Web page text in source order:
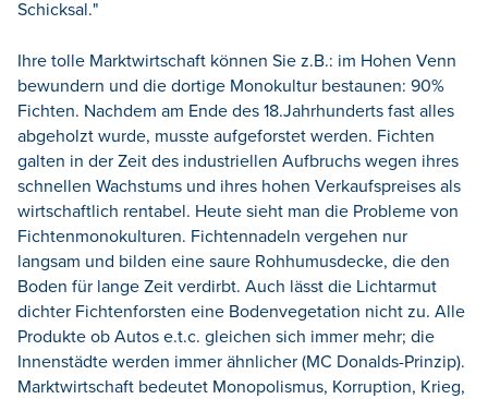
Schicksal."
Ihre tolle Marktwirtschaft können Sie z.B.: im Hohen Venn
bewundern und die dortige Monokultur bestaunen: 90%
Fichten. Nachdem am Ende des 18.Jahrhunderts fast alles
abgeholzt wurde, musste aufgeforstet werden. Fichten
galten in der Zeit des industriellen Aufbruchs wegen ihres
schnellen Wachstums und ihres hohen Verkaufspreises als
wirtschaftlich rentabel. Heute sieht man die Probleme von
Fichtenmonokulturen. Fichtennadeln vergehen nur
langsam und bilden eine saure Rohhumusdecke, die den
Boden für lange Zeit verdirbt. Auch lässt die Lichtarmut
dichter Fichtenforsten eine Bodenvegetation nicht zu. Alle
Produkte ob Autos e.t.c. gleichen sich immer mehr; die
Innenstädte werden immer ähnlicher (MC Donalds-Prinzip).
Marktwirtschaft bedeutet Monopolismus, Korruption, Krieg,